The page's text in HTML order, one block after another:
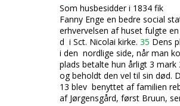
Som husbesidder i 1834 fik
Fanny Enge en bedre social
erhvervelsen af huset fulgte
d i Sct. Nicolai kirke. 35 Dens
i den nordlige side, når man
plads betalte hun årligt 3
og beholdt den vel til sin død.
13 blev benyttet af familien
af Jørgensgård, først Bruun,